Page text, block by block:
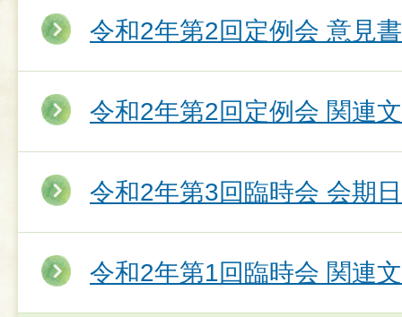
令和2年第2回定例会 意見
令和2年第2回定例会 関連
令和2年第3回臨時会 会期
令和2年第1回臨時会 関連